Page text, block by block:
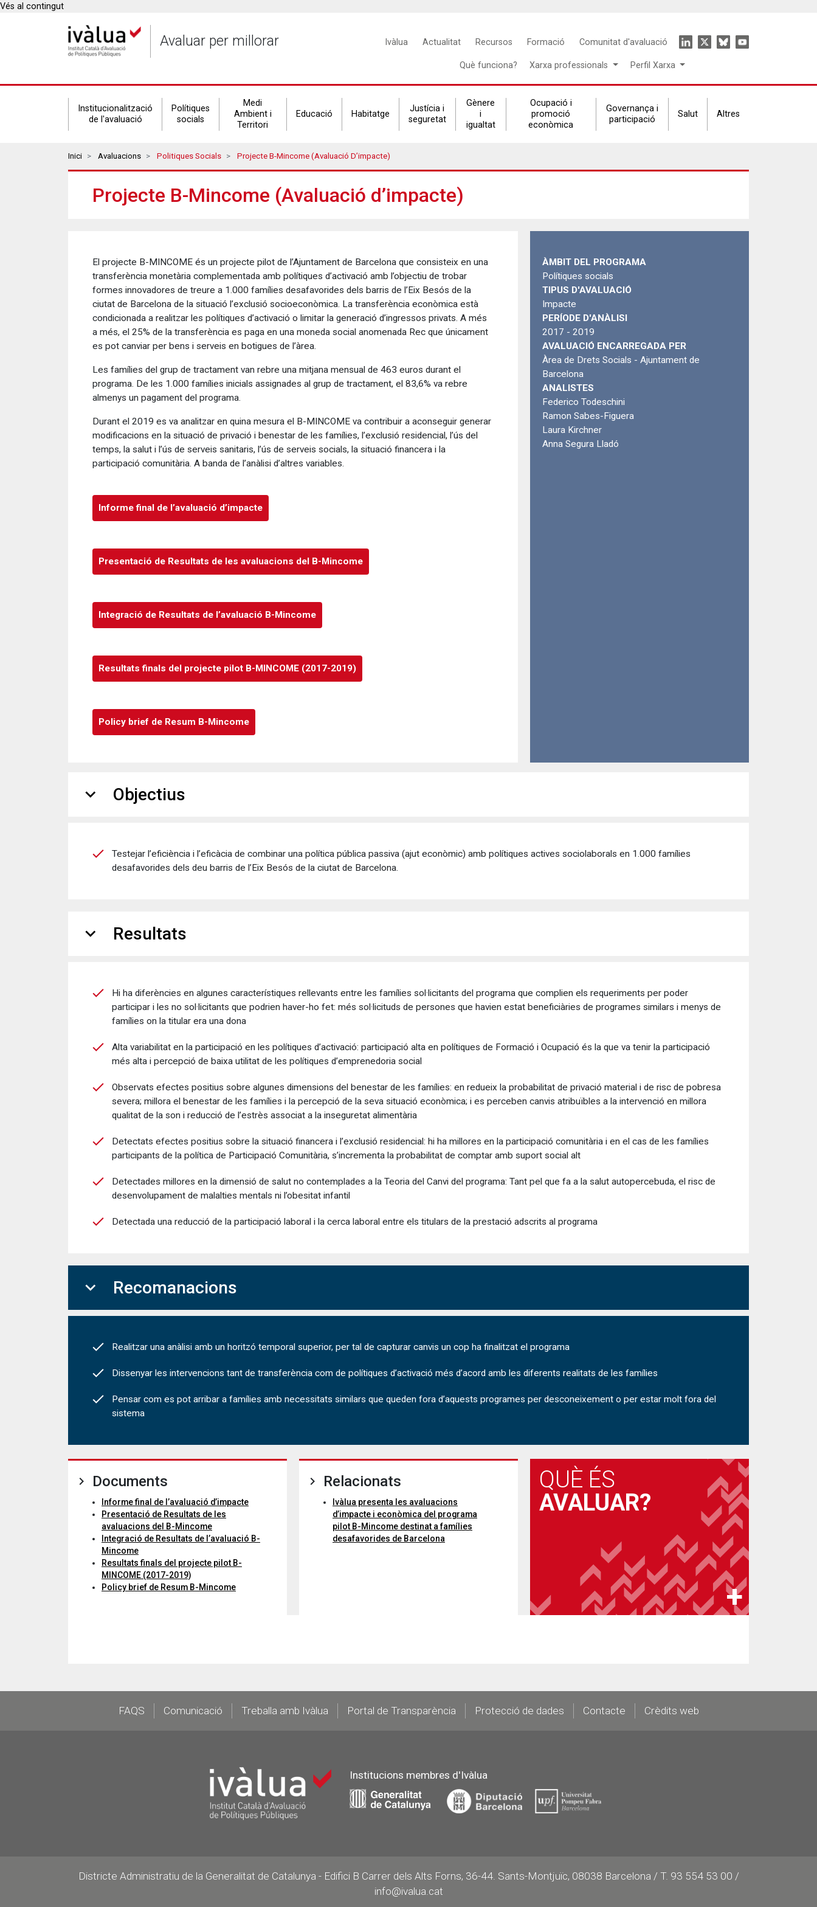
Vés al contingut
Avaluar per millorar
Main
navigation
Ivàlua Actualitat Recursos Formació Comunitat d'avaluació
Icon
menu
Què funciona? Xarxa professionals Perfil Xarxa
Secondary
navigation
Institucionalització
de l'avaluació
Polítiques
socials
Medi
Ambient i
Territori
Educació Habitatge
Justícia i
seguretat
Gènere
i
igualtat
Ocupació i
promoció
econòmica
Governança i
participació
Salut Altres
Breadcrumbs
Inici Avaluacions Politiques Socials Projecte B-Mincome (Avaluació D’impacte)
Projecte B-Mincome (Avaluació d’impacte)
El projecte B-MINCOME és un projecte pilot de l’Ajuntament de Barcelona que consisteix en una
transferència monetària complementada amb polítiques d’activació amb l’objectiu de trobar
formes innovadores de treure a 1.000 famílies desafavorides dels barris de l’Eix Besós de la
ciutat de Barcelona de la situació l’exclusió socioeconòmica. La transferència econòmica està
condicionada a realitzar les polítiques d’activació o limitar la generació d’ingressos privats. A més
a més, el 25% de la transferència es paga en una moneda social anomenada Rec que únicament
es pot canviar per bens i serveis en botigues de l’àrea.
Les famílies del grup de tractament van rebre una mitjana mensual de 463 euros durant el
programa. De les 1.000 famílies inicials assignades al grup de tractament, el 83,6% va rebre
almenys un pagament del programa.
Durant el 2019 es va analitzar en quina mesura el B-MINCOME va contribuir a aconseguir generar
modificacions en la situació de privació i benestar de les famílies, l’exclusió residencial, l’ús del
temps, la salut i l’ús de serveis sanitaris, l’ús de serveis socials, la situació financera i la
participació comunitària. A banda de l’anàlisi d’altres variables.
Informe final de l’avaluació d’impacte
Presentació de Resultats de les avaluacions del B-Mincome
Integració de Resultats de l’avaluació B-Mincome
Resultats finals del projecte pilot B-MINCOME (2017-2019)
Policy brief de Resum B-Mincome
ÀMBIT DEL PROGRAMA
Polítiques socials
TIPUS D'AVALUACIÓ
Impacte
PERÍODE D'ANÀLISI
2017 - 2019
AVALUACIÓ ENCARREGADA PER
Àrea de Drets Socials - Ajuntament de
Barcelona
ANALISTES
Federico Todeschini
Ramon Sabes-Figuera
Laura Kirchner
Anna Segura Lladó
expand_more Objectius
Testejar l’eficiència i l’eficàcia de combinar una política pública passiva (ajut econòmic) amb polítiques actives sociolaborals en 1.000 famílies
desafavorides dels deu barris de l’Eix Besós de la ciutat de Barcelona.
expand_more Resultats
Hi ha diferències en algunes característiques rellevants entre les famílies sol·licitants del programa que complien els requeriments per poder
participar i les no sol·licitants que podrien haver-ho fet: més sol·licituds de persones que havien estat beneficiàries de programes similars i menys de
famílies on la titular era una dona
Alta variabilitat en la participació en les polítiques d’activació: participació alta en polítiques de Formació i Ocupació és la que va tenir la participació
més alta i percepció de baixa utilitat de les polítiques d’emprenedoria social
Observats efectes positius sobre algunes dimensions del benestar de les famílies: en redueix la probabilitat de privació material i de risc de pobresa
severa; millora el benestar de les famílies i la percepció de la seva situació econòmica; i es perceben canvis atribuïbles a la intervenció en millora
qualitat de la son i reducció de l’estrès associat a la inseguretat alimentària
Detectats efectes positius sobre la situació financera i l’exclusió residencial: hi ha millores en la participació comunitària i en el cas de les famílies
participants de la política de Participació Comunitària, s’incrementa la probabilitat de comptar amb suport social alt
Detectades millores en la dimensió de salut no contemplades a la Teoria del Canvi del programa: Tant pel que fa a la salut autopercebuda, el risc de
desenvolupament de malalties mentals ni l’obesitat infantil
Detectada una reducció de la participació laboral i la cerca laboral entre els titulars de la prestació adscrits al programa
expand_more Recomanacions
Realitzar una anàlisi amb un horitzó temporal superior, per tal de capturar canvis un cop ha finalitzat el programa
Dissenyar les intervencions tant de transferència com de polítiques d’activació més d’acord amb les diferents realitats de les famílies
Pensar com es pot arribar a famílies amb necessitats similars que queden fora d’aquests programes per desconeixement o per estar molt fora del
sistema
Documents
Informe final de l’avaluació d’impacte
Presentació de Resultats de les
avaluacions del B-Mincome
Integració de Resultats de l’avaluació B-
Mincome
Resultats finals del projecte pilot B-
MINCOME (2017-2019)
Policy brief de Resum B-Mincome
Relacionats
Ivàlua presenta les avaluacions
d’impacte i econòmica del programa
pilot B-Mincome destinat a famílies
desafavorides de Barcelona
QUÈ ÉS
AVALUAR?
FooterFAQS Comunicació Treballa amb Ivàlua Portal de Transparència Protecció de dades Contacte Crèdits web
Institucions membres d'Ivàlua
Districte Administratiu de la Generalitat de Catalunya - Edifici B Carrer dels Alts Forns, 36-44. Sants-Montjuïc, 08038 Barcelona / T. 93 554 53 00 /
info@ivalua.cat